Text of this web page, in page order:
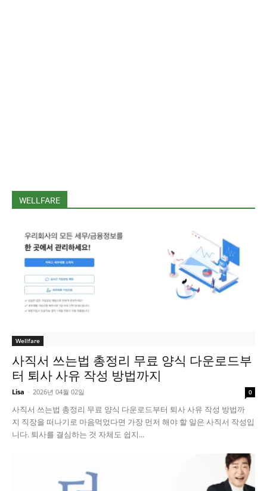
WELLFARE
Wellfare
사직서 쓰는법 총정리 무료 양식 다운로드부
터 퇴사 사유 작성 방법까지
Lisa - 2026년 04월 02일 0
사직서 쓰는법 총정리 무료 양식 다운로드부터 퇴사 사유 작성 방법까
지 직장을 떠나기로 마음먹었다면 가장 먼저 해야 할 일은 사직서 작성입
니다. 퇴사를 결심하는 것 자체도 쉽지...